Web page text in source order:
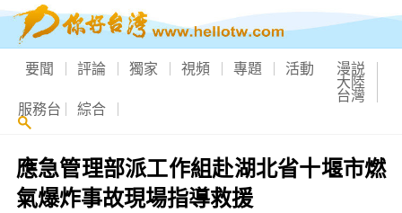
要聞 評論 獨家 視頻 專題 活動 漫説
大陸
台灣
服務台 綜合
應急管理部派工作組赴湖北省十堰市燃
氣爆炸事故現場指導救援